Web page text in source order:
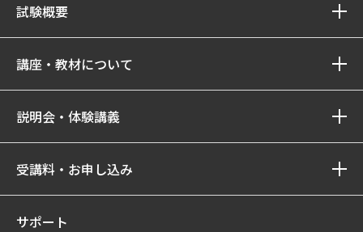
試験概要
講座・教材について
説明会・体験講義
受講料・お申し込み
サポート